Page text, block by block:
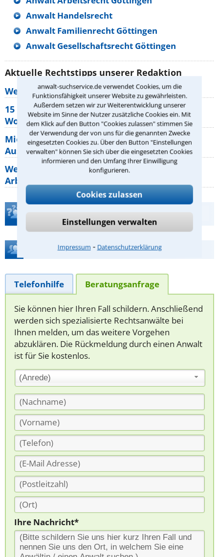
anwalt-suchservice.de verwendet Cookies, um die
Funktionsfähigkeit unserer Website zu gewährleisten.
Außerdem setzen wir zur Weiterentwicklung unserer
Website im Sinne der Nutzer zusätzliche Cookies ein. Mit
dem Klick auf den Button "Cookies zulassen" stimmen Sie
der Verwendung der von uns für die genannten Zwecke
eingesetzten Cookies zu. Über den Button "Einstellungen
verwalten" können Sie sich über die eingesetzten Cookies
informieren und den Umfang Ihrer Einwilligung
konfigurieren.
Cookies zulassen
Einstellungen verwalten
Impressum ⁃ Datenschutzerklärung
Anwalt Handelsrecht
Anwalt Familienrecht Göttingen
Anwalt Gesellschaftsrecht Göttingen
Aktuelle Rechtstipps unserer Redaktion
Wer muss Zweitwohnungssteuer zahlen?
15 elementare Rechte, die jeder
Wohnungseigentümer kennen sollte
Mietpreisbremse 2026: Alle Regeln,
Ausnahmen und Rechte für Mieter
Welche Regeln für Teilnahme, Urlaub,
Arbeitszeit gelten beim
Teste Dein Rechtswissen
Hilfe bei Ihrer Anwaltsuche?
Telefonhilfe Beratungsanfrage
Sie können hier Ihren Fall schildern. Anschließend
werden sich spezialisierte Rechtsanwälte bei
Ihnen melden, um das weitere Vorgehen
abzuklären. Die Rückmeldung durch einen Anwalt
ist für Sie kostenlos.
(Anrede)
Ihre Nachricht*